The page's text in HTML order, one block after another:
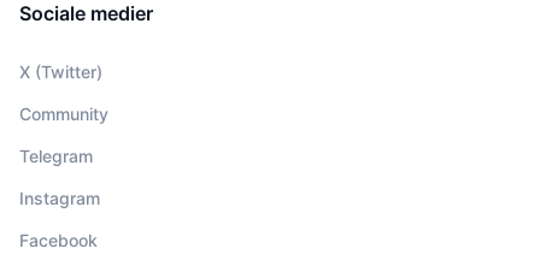
Sociale medier
X (Twitter)
Community
Telegram
Instagram
Facebook